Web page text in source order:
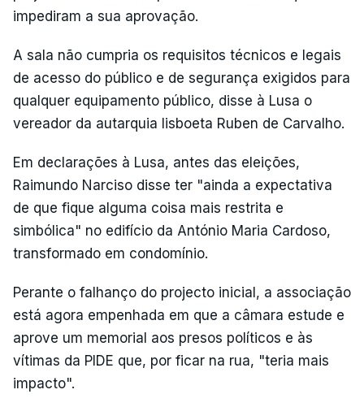
impediram a sua aprovação.
A sala não cumpria os requisitos técnicos e legais
de acesso do público e de segurança exigidos para
qualquer equipamento público, disse à Lusa o
vereador da autarquia lisboeta Ruben de Carvalho.
Em declarações à Lusa, antes das eleições,
Raimundo Narciso disse ter "ainda a expectativa
de que fique alguma coisa mais restrita e
simbólica" no edifício da António Maria Cardoso,
transformado em condomínio.
Perante o falhanço do projecto inicial, a associação
está agora empenhada em que a câmara estude e
aprove um memorial aos presos políticos e às
vítimas da PIDE que, por ficar na rua, "teria mais
impacto".